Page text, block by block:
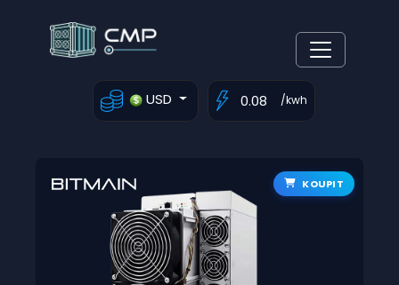
USD /kwh
KOUPIT